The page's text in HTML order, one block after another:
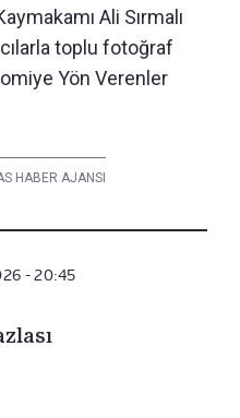
Ali Sırmalı
toplu fotoğraf
Yön Verenler
HABER AJANSI
- 20:45